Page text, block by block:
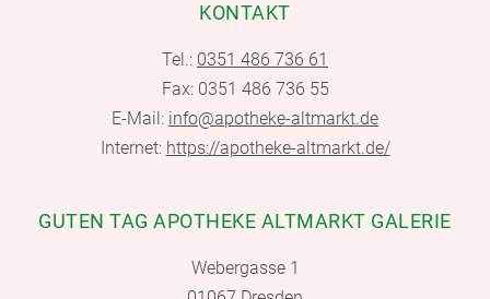
KONTAKT
Tel.: 0351 486 736 61
Fax: 0351 486 736 55
E-Mail: info@apotheke-altmarkt.de
Internet: https://apotheke-altmarkt.de/
GUTEN TAG APOTHEKE ALTMARKT GALERIE
Webergasse 1